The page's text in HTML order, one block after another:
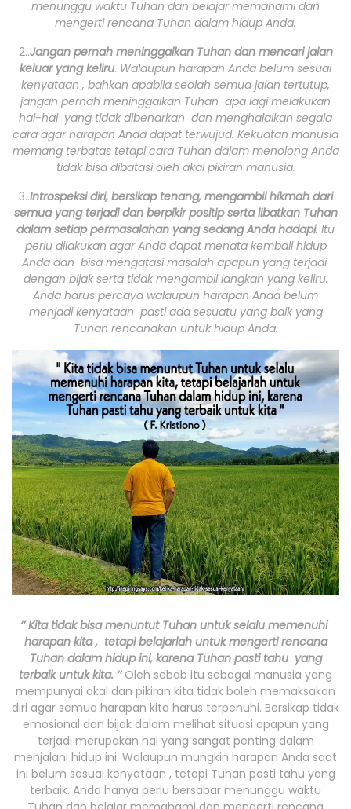
menunggu waktu Tuhan dan belajar memahami dan
mengerti rencana Tuhan dalam hidup Anda.
2..Jangan pernah meninggalkan Tuhan dan mencari jalan
keluar yang keliru. Walaupun harapan Anda belum sesuai
kenyataan , bahkan apabila seolah semua jalan tertutup,
jangan pernah meninggalkan Tuhan apa lagi melakukan
hal-hal yang tidak dibenarkan dan menghalalkan segala
cara agar harapan Anda dapat terwujud. Kekuatan manusia
memang terbatas tetapi cara Tuhan dalam menolong Anda
tidak bisa dibatasi oleh akal pikiran manusia.
3..Introspeksi diri, bersikap tenang, mengambil hikmah dari
semua yang terjadi dan berpikir positip serta libatkan Tuhan
dalam setiap permasalahan yang sedang Anda hadapi. Itu
perlu dilakukan agar Anda dapat menata kembali hidup
Anda dan bisa mengatasi masalah apapun yang terjadi
dengan bijak serta tidak mengambil langkah yang keliru.
Anda harus percaya walaupun harapan Anda belum
menjadi kenyataan pasti ada sesuatu yang baik yang
Tuhan rencanakan untuk hidup Anda.
‘’ Kita tidak bisa menuntut Tuhan untuk selalu memenuhi
harapan kita , tetapi belajarlah untuk mengerti rencana
Tuhan dalam hidup ini, karena Tuhan pasti tahu yang
terbaik untuk kita. ‘’Oleh sebab itu sebagai manusia yang
mempunyai akal dan pikiran kita tidak boleh memaksakan
diri agar semua harapan kita harus terpenuhi. Bersikap tidak
emosional dan bijak dalam melihat situasi apapun yang
terjadi merupakan hal yang sangat penting dalam
menjalani hidup ini. Walaupun mungkin harapan Anda saat
ini belum sesuai kenyataan , tetapi Tuhan pasti tahu yang
terbaik. Anda hanya perlu bersabar menunggu waktu